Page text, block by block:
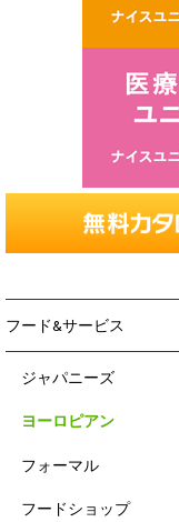
フード&サービス
ジャパニーズ
ヨーロピアン
フォーマル
フードショップ